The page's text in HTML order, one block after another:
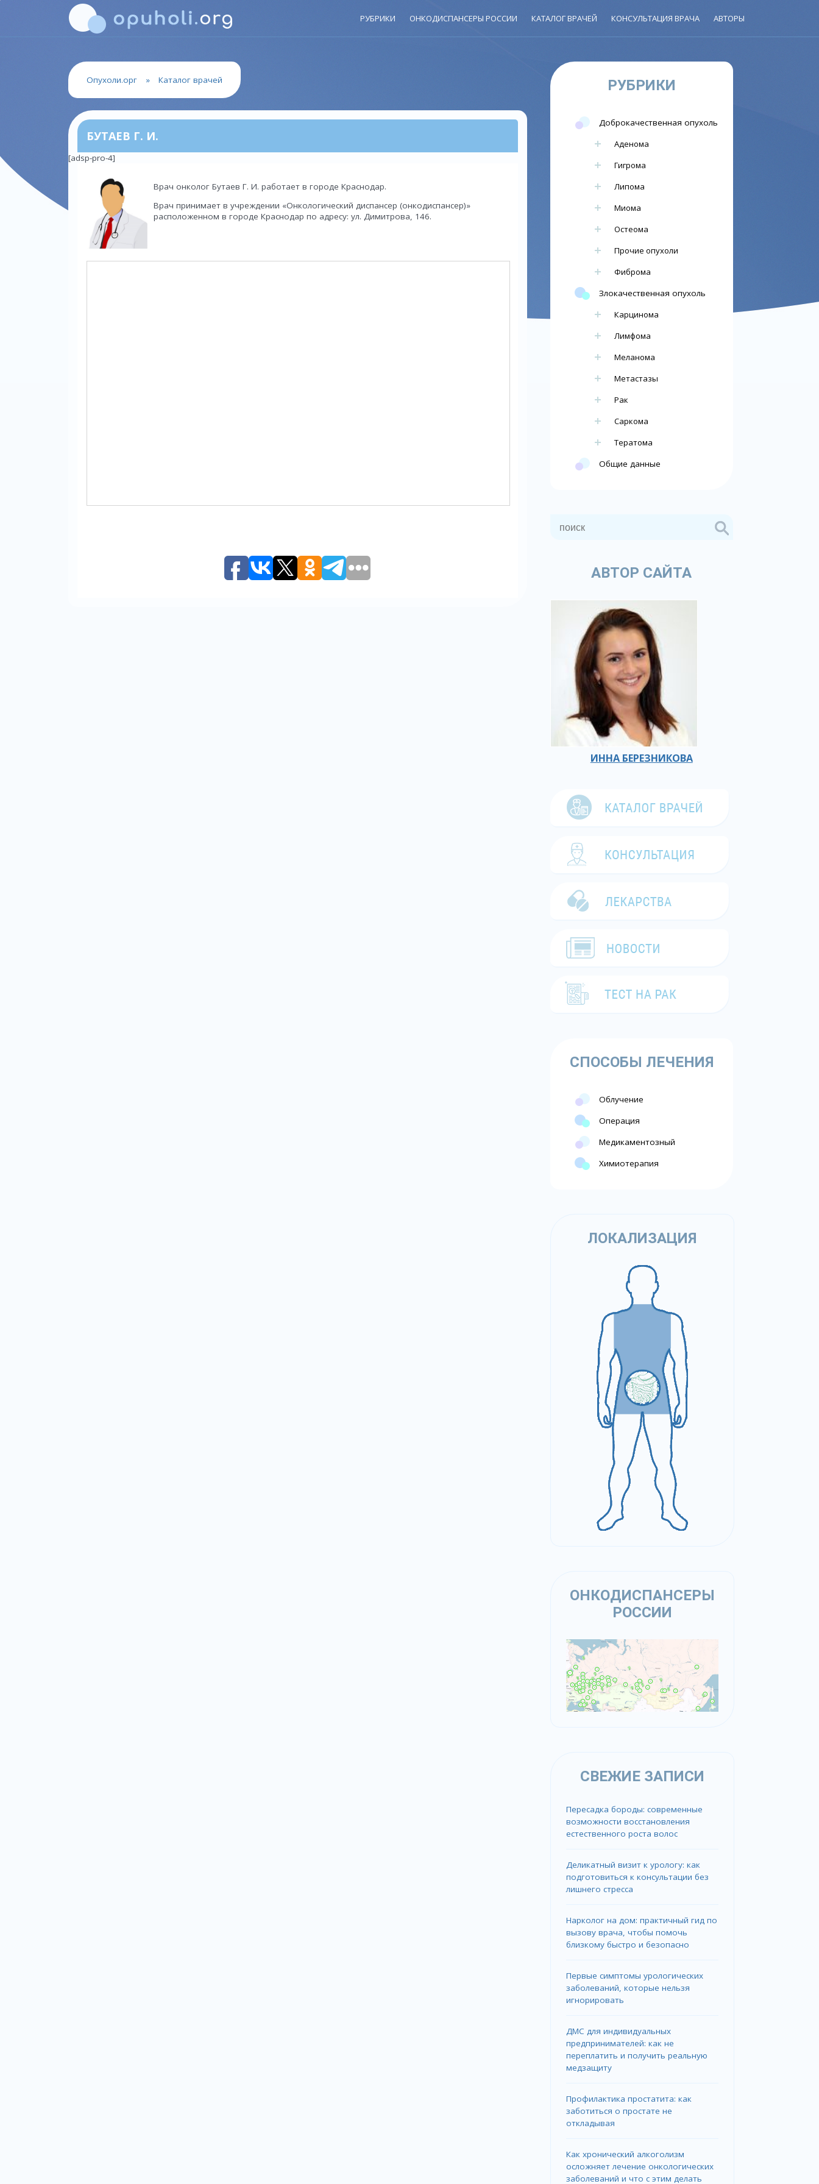
РУБРИКИ ОНКОДИСПАНСЕРЫ РОССИИ КАТАЛОГ ВРАЧЕЙ КОНСУЛЬТАЦИЯ ВРАЧА АВТОРЫ
Опухоли.орг » Каталог врачей
БУТАЕВ Г. И.
[adsp-pro-4]
Врач онколог Бутаев Г. И. работает в городе Краснодар.
Врач принимает в учреждении «Онкологический диспансер (онкодиспансер)»
расположенном в городе Краснодар по адресу: ул. Димитрова, 146.
РУБРИКИ
Доброкачественная опухоль
Аденома
Гигрома
Липома
Миома
Остеома
Прочие опухоли
Фиброма
Злокачественная опухоль
Карцинома
Лимфома
Меланома
Метастазы
Рак
Саркома
Тератома
Общие данные
АВТОР САЙТА
ИННА БЕРЕЗНИКОВА
СПОСОБЫ ЛЕЧЕНИЯ
Облучение
Операция
Медикаментозный
Химиотерапия
ЛОКАЛИЗАЦИЯ
ОНКОДИСПАНСЕРЫ
РОССИИ
СВЕЖИЕ ЗАПИСИ
Пересадка бороды: современные
возможности восстановления
естественного роста волос
Деликатный визит к урологу: как
подготовиться к консультации без
лишнего стресса
Нарколог на дом: практичный гид по
вызову врача, чтобы помочь
близкому быстро и безопасно
Первые симптомы урологических
заболеваний, которые нельзя
игнорировать
ДМС для индивидуальных
предпринимателей: как не
переплатить и получить реальную
медзащиту
Профилактика простатита: как
заботиться о простате не
откладывая
Как хронический алкоголизм
осложняет лечение онкологических
заболеваний и что с этим делать